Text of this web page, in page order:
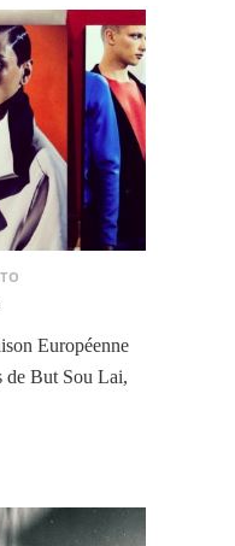
Européenne
de But Sou Lai,